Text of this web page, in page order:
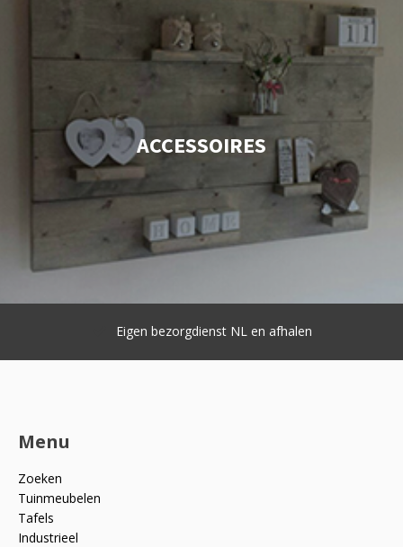
ACCESSOIRES
Eigen bezorgdienst NL en afhalen
Menu
Zoeken
Tuinmeubelen
Tafels
Industrieel